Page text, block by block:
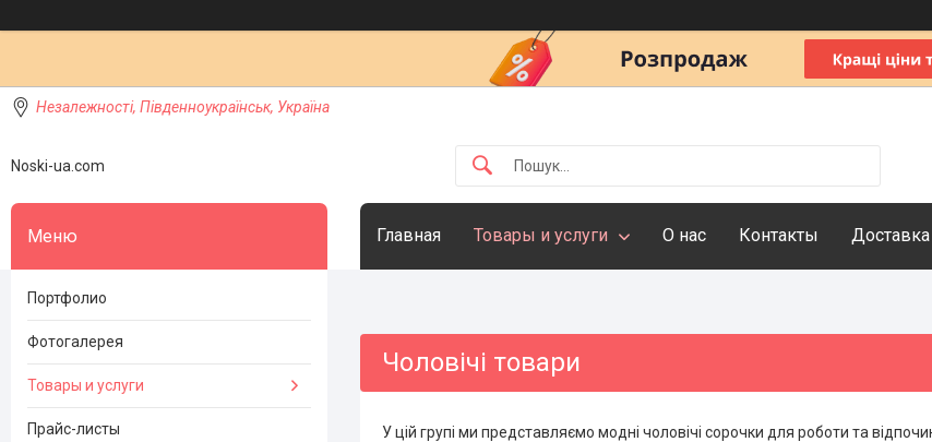
Незалежності, Південноукраїнськ, Україна
Noski-ua.com
Главная Товары и услуги О нас Контакты
Чоловічі товари
У цій групі ми представляємо модні чоловічі сорочки для роботи та
Портфолио
Фотогалерея
Товары и услуги
Прайс-листы